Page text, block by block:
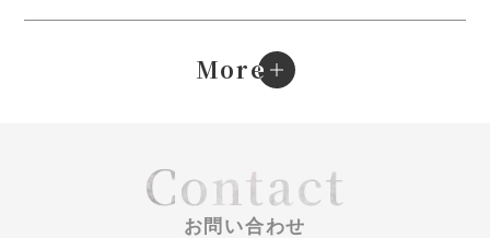
More
e
Contact
お問い合わせ